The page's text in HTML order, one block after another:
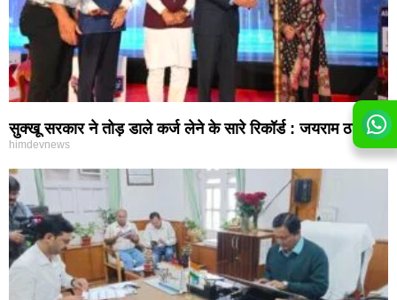
सुक्खू सरकार ने तोड़ डाले कर्ज लेने के सारे रिकॉर्ड : जयराम ठाकुर
himdevnews